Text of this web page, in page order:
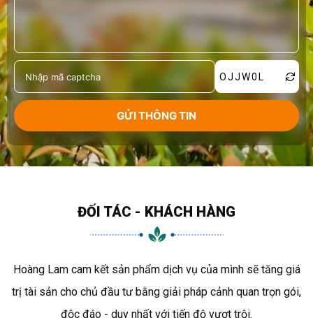
OJJW0L
ĐỐI TÁC - KHÁCH HÀNG
Hoàng Lam cam kết sản phẩm dịch vụ của mình sẽ tăng giá
trị tài sản cho chủ đầu tư bằng giải pháp cảnh quan trọn gói,
độc đáo - duy nhất với tiến độ vượt trội.